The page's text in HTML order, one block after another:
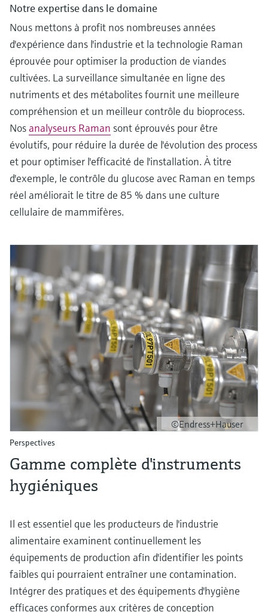
Notre expertise dans le domaine
Nous mettons à profit nos nombreuses années
d'expérience dans l'industrie et la technologie Raman
éprouvée pour optimiser la production de viandes
cultivées. La surveillance simultanée en ligne des
nutriments et des métabolites fournit une meilleure
compréhension et un meilleur contrôle du bioprocess.
Nos analyseurs Raman sont éprouvés pour être
évolutifs, pour réduire la durée de l'évolution des process
et pour optimiser l'efficacité de l'installation. À titre
d'exemple, le contrôle du glucose avec Raman en temps
réel améliorait le titre de 85 % dans une culture
cellulaire de mammifères.
©Endress+Hauser
Perspectives
Gamme complète d'instruments
hygiéniques
Il est essentiel que les producteurs de l'industrie
alimentaire examinent continuellement les
équipements de production afin d'identifier les points
faibles qui pourraient entraîner une contamination.
Intégrer des pratiques et des équipements d'hygiène
efficaces conformes aux critères de conception